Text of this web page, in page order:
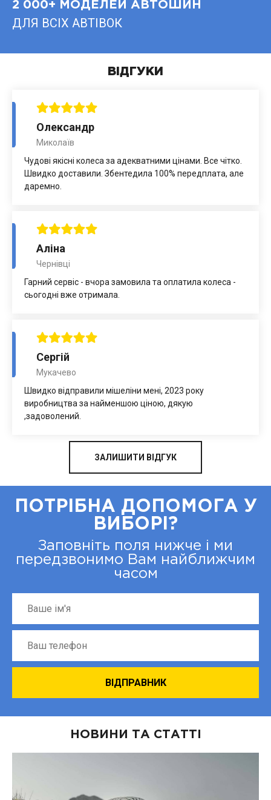
2 000+ МОДЕЛЕЙ АВТОШИН
ДЛЯ ВСІХ АВТІВОК
ВІДГУКИ
Олександр
Миколаїв
Чудові якісні колеса за адекватними цінами. Все чітко.
Швидко доставили. Збентедила 100% передплата, але
даремно.
Аліна
Чернівці
Гарний сервіс - вчора замовила та оплатила колеса -
сьогодні вже отримала.
Сергій
Мукачево
Швидко відправили мішеліни мені, 2023 року
виробництва за найменшою ціною, дякую
,задоволений.
ЗАЛИШИТИ ВІДГУК
ПОТРІБНА ДОПОМОГА У
ВИБОРІ?
Заповніть поля нижче і ми
передзвонимо Вам найближчим
часом
НОВИНИ ТА СТАТТІ